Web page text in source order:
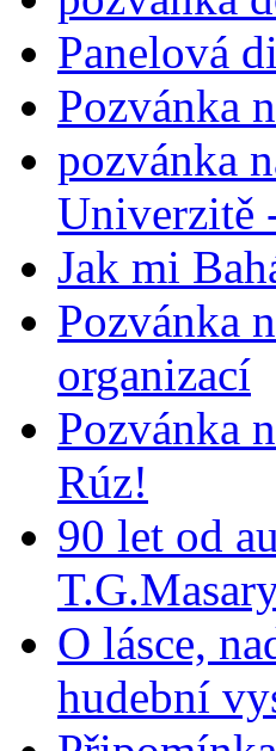
Panelová
Pozvánka
pozvánka
Univerzitě
Jak mi
Pozvánka
organizací
Pozvánka
Rúz!
90 let od
O lásce,
hudební